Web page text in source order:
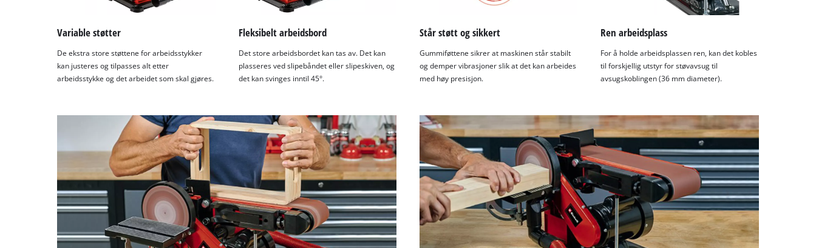
the site with their CMP to add this content
Usercentrics Consent
Management Platform
Variable støtter
De ekstra store støttene for arbeidsstykker
kan justeres og tilpasses alt etter
arbeidsstykke og det arbeidet som skal gjøres.
Fleksibelt arbeidsbord
Det store arbeidsbordet kan tas av. Det kan
plasseres ved slipebåndet eller slipeskiven, og
det kan svinges inntil 45°.
Står støtt og sikkert
Gummiføttene sikrer at maskinen står stabilt
og demper vibrasjoner slik at det kan arbeides
med høy presisjon.
Ren arbeidsplass
For å holde arbeidsplassen ren, kan det kobles
til forskjellig utstyr for støvavsug til
avsugskoblingen (36 mm diameter).